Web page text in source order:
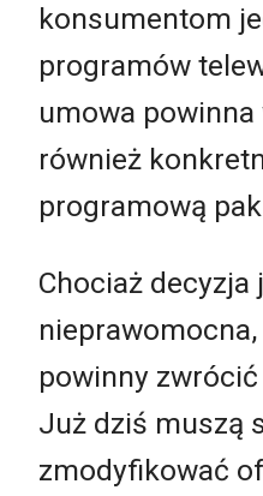
konsumentom
programów
umowa
również
programową
Chociaż decyzja
powinny
Już dziś muszą
zmodyfikować